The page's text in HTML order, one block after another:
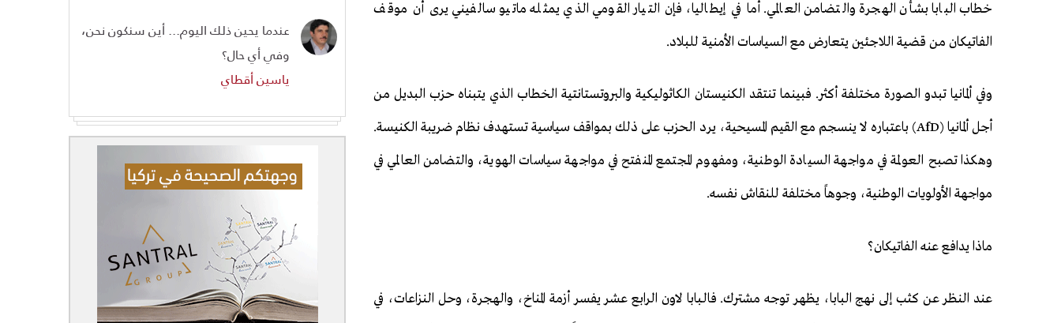
خطاب البابا بشأن الهجرة والتضامن العالمي. أما في إيطاليا، فإن التيار القومي الذي يمثله ماتيو سالفيني يرى أن موقف
الفاتيكان من قضية اللاجئين يتعارض مع السياسات الأمنية للبلاد.
وفي ألمانيا تبدو الصورة مختلفة أكثر. فبينما تنتقد الكنيستان الكاثوليكية والبروتستانتية الخطاب الذي يتبناه حزب البديل من
أجل ألمانيا (AfD) باعتباره لا ينسجم مع القيم المسيحية، يرد الحزب على ذلك بمواقف سياسية تستهدف نظام ضريبة الكنيسة.
وهكذا تصبح العولمة في مواجهة السيادة الوطنية، ومفهوم المجتمع المنفتح في مواجهة سياسات الهوية، والتضامن العالمي في
مواجهة الأولويات الوطنية، وجوهاً مختلفة للنقاش نفسه.
ماذا يدافع عنه الفاتيكان؟
عند النظر عن كثب إلى نهج البابا، يظهر توجه مشترك. فالـبابا لاون الرابع عشر يفسر أزمة المناخ، والهجرة، وحل النزاعات، في
عندما يحين ذلك اليوم... أين سنكون نحن،
وفي أي حال؟
ياسين أقطاي